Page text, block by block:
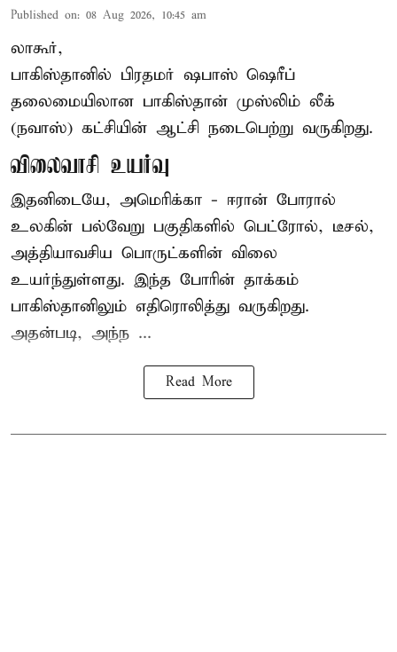
Published on: 08 Aug 2026, 10:45 am
லாகூர்,
பாகிஸ்தானில் பிரதமர் ஷபாஸ் ஷெரீப்
தலைமையிலான பாகிஸ்தான் முஸ்லிம் லீக்
(நவாஸ்) கட்சியின் ஆட்சி நடைபெற்று வருகிறது.
விலைவாசி உயர்வு
இதனிடையே, அமெரிக்கா - ஈரான் போரால்
உலகின் பல்வேறு பகுதிகளில் பெட்ரோல், டீசல்,
அத்தியாவசிய பொருட்களின் விலை
உயர்ந்துள்ளது. இந்த போரின் தாக்கம்
பாகிஸ்தானிலும் எதிரொலித்து வருகிறது.
அதன்படி, அந்ந ...
Read More